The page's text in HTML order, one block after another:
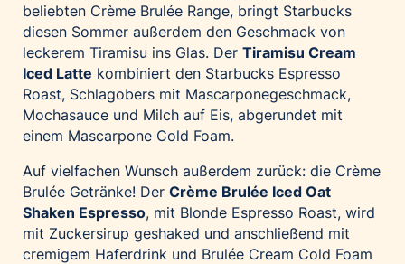
beliebten Crème Brulée Range, bringt Starbucks
diesen Sommer außerdem den Geschmack von
leckerem Tiramisu ins Glas. Der Tiramisu Cream
Iced Latte kombiniert den Starbucks Espresso
Roast, Schlagobers mit Mascarponegeschmack,
Mochasauce und Milch auf Eis, abgerundet mit
einem Mascarpone Cold Foam.
Auf vielfachen Wunsch außerdem zurück: die Crème
Brulée Getränke! Der Crème Brulée Iced Oat
Shaken Espresso, mit Blonde Espresso Roast, wird
mit Zuckersirup geshaked und anschließend mit
cremigem Haferdrink und Brulée Cream Cold Foam